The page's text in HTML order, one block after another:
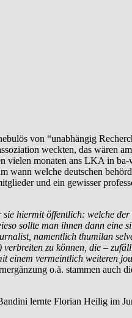
von “unabhängig
weckten, das wären
vielen monaten ans LKA in
wann welche deutschen
und ein gewisser
hiermit öffentlich: welche der
sollte man ihnen dann eine
namentlich thumilan
zu können, die –
einem vermeintlich weiteren
o.ä. stammen auch
lernte Florian Heilig im